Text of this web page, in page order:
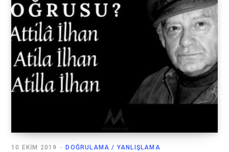
DOĞRULAMA / YANLIŞLAMA
10 EKIM 2019